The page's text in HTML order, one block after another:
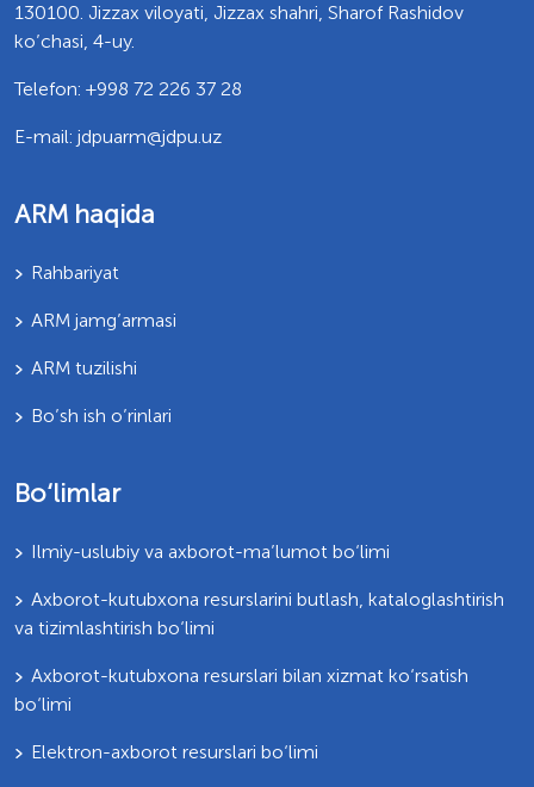
130100. Jizzax viloyati, Jizzax shahri, Sharof Rashidov
ko’chasi, 4-uy.
Telefon: +998 72 226 37 28
E-mail: jdpuarm@jdpu.uz
ARM haqida
Rahbariyat
ARM jamg’armasi
ARM tuzilishi
Bo’sh ish o’rinlari
Bo‘limlar
Ilmiy-uslubiy va axborot-ma’lumot bo‘limi
Axborot-kutubxona resurslarini butlash, kataloglashtirish
va tizimlashtirish bo‘limi
Axborot-kutubxona resurslari bilan xizmat ko‘rsatish
bo‘limi
Elektron-axborot resurslari bo‘limi